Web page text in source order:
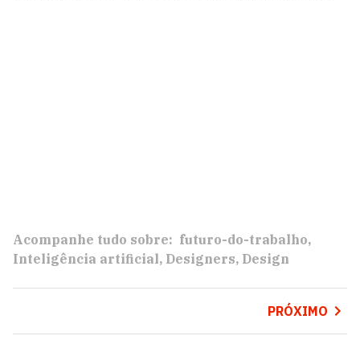
Acompanhe tudo sobre: futuro-do-trabalho
Inteligência artificial Designers Design
PRÓXIMO